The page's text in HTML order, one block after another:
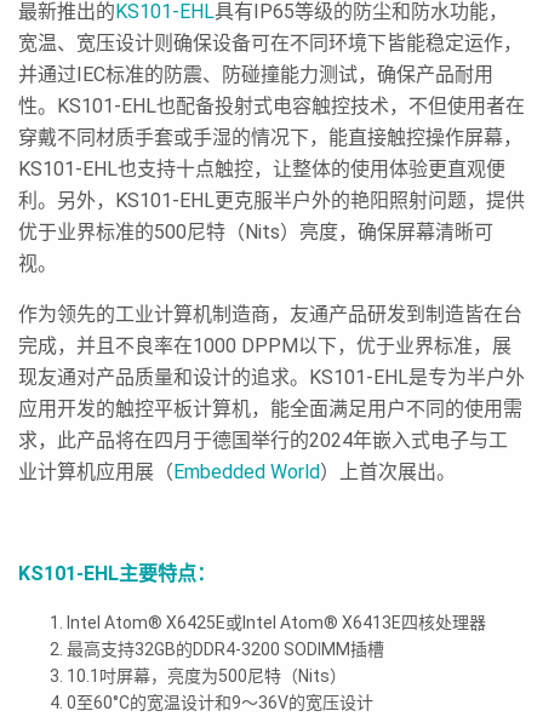
最新推出的KS101-EHL具有IP65等级的防尘和防水功能，
宽温、宽压设计则确保设备可在不同环境下皆能稳定运作，
并通过IEC标准的防震、防碰撞能力测试，确保产品耐用
性。KS101-EHL也配备投射式电容触控技术，不但使用者在
穿戴不同材质手套或手湿的情况下，能直接触控操作屏幕，
KS101-EHL也支持十点触控，让整体的使用体验更直观便
利。另外，KS101-EHL更克服半户外的艳阳照射问题，提供
优于业界标准的500尼特（Nits）亮度，确保屏幕清晰可
视。
作为领先的工业计算机制造商，友通产品研发到制造皆在台
完成，并且不良率在1000 DPPM以下，优于业界标准，展
现友通对产品质量和设计的追求。KS101-EHL是专为半户外
应用开发的触控平板计算机，能全面满足用户不同的使用需
求，此产品将在四月于德国举行的2024年嵌入式电子与工
业计算机应用展（Embedded World）上首次展出。
KS101-EHL主要特点：
Intel Atom® X6425E或Intel Atom® X6413E四核处理器
最高支持32GB的DDR4-3200 SODIMM插槽
10.1吋屏幕，亮度为500尼特（Nits）
0至60°C的宽温设计和9～36V的宽压设计